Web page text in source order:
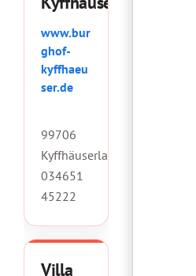
www.bur
ghof-
kyffhaeu
ser.de
99706
Kyffhäuserland
034651
45222
Villa